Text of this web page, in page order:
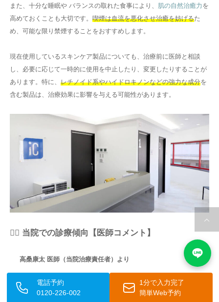
また、十分な睡眠や バランスの取れた食事により、 肌の自然治癒力 を
高めておくことも大切です。 喫煙は血流を悪化させ治癒を妨げるた
め、可能な限り禁煙することをおすすめします。
現在使用しているスキンケア製品についても、治療前に医師と相談
し、必要に応じて一時的に使用を中止したり、変更したりすることが
あります。特に、 レチノイド系やハイドロキノンなどの強力な成分を
含む製品は、治療効果に影響を与える可能性があります。
👨‍⚕️ 当院での診療傾向【医師コメント】
高桑康太 医師（当院治療責任者）より
「当院でも、ポテンツァによるニキビ跡治療を希望される患者
様が増えており、特に従来の治療で改善が難しかった深いクレ
電話予約
0120-226-002
1分で入力完了
簡単Web予約